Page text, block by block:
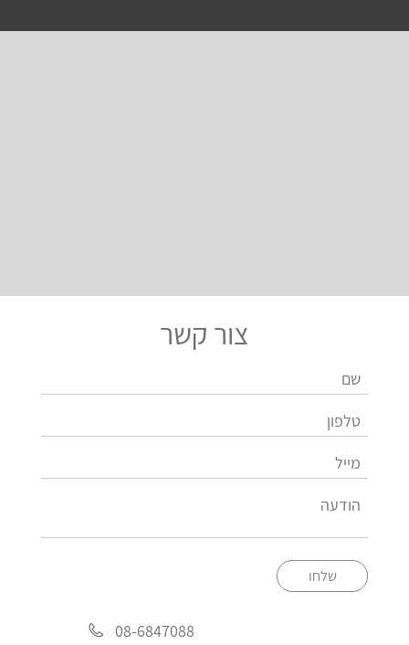
צור קשר
שלחו
08-6847088